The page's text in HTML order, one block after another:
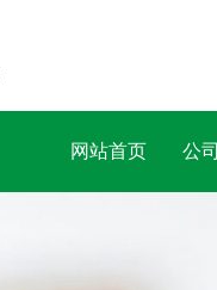
网站首页 公